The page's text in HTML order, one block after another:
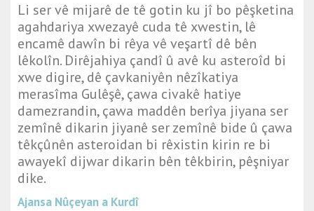
Li ser vê mijarê de tê gotin ku jî bo pêşketina
agahdariya xwezayê cuda tê xwestin, lê
encamê dawîn bi rêya vê veşartî dê bên
lêkolîn. Dirêjahiya çandî û avê ku asteroîd bi
xwe digire, dê çavkaniyên nêzîkatiya
merasîma Gulêşê, çawa civakê hatiye
damezrandin, çawa maddên berîya jiyana ser
zemînê dikarin jiyanê ser zemînê bide û çawa
têkçûnên asteroidan bi rêxistin kirin re bi
awayekî dijwar dikarin bên têkbirin, pêşniyar
dike.
Ajansa Nûçeyan a Kurdî